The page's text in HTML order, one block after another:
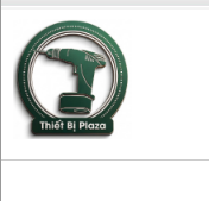
Máy cắt kim loại
plasma Hồng ký
Giá:6000000
Máy mài 2 đá Hồng
ký MB1/2HP (0.5HP)